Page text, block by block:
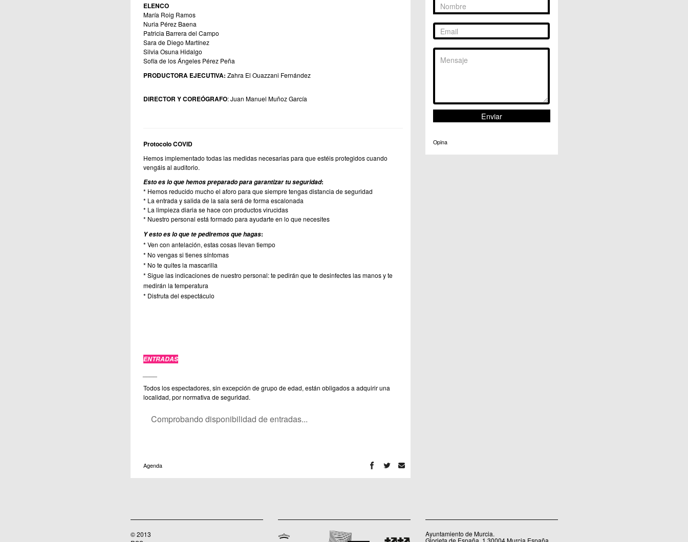
ELENCO
María Roig Ramos
Nuria Pérez Baena
Patricia Barrera del Campo
Sara de Diego Martínez
Silvia Osuna Hidalgo
Sofía de los Ángeles Pérez Peña
PRODUCTORA EJECUTIVA: Zahra El Ouazzani Fernández
DIRECTOR Y COREÓGRAFO: Juan Manuel Muñoz García
Protocolo COVID
Hemos implementado todas las medidas necesarias para que estéis protegidos cuando
vengáis al auditorio.
Esto es lo que hemos preparado para garantizar tu seguridad:
* Hemos reducido mucho el aforo para que siempre tengas distancia de seguridad
* La entrada y salida de la sala será de forma escalonada
* La limpieza diaria se hace con productos virucidas
* Nuestro personal está formado para ayudarte en lo que necesites
Y esto es lo que te pediremos que hagas:
* Ven con antelación, estas cosas llevan tiempo
* No vengas si tienes síntomas
* No te quites la mascarilla
* Sigue las indicaciones de nuestro personal: te pedirán que te desinfectes las manos y te
medirán la temperatura
* Disfruta del espectáculo
ENTRADAS
Todos los espectadores, sin excepción de grupo de edad, están obligados a adquirir una
localidad, por normativa de seguridad.
Comprobando disponibilidad de entradas...
Agenda
Opina
© 2013
Ayuntamiento de Murcia.